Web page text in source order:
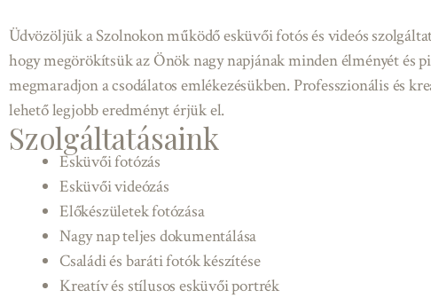
Üdvözöljük a Szolnokon működő esküvői fotós és videós
hogy megörökítsük az Önök nagy napjának minden élményét és
megmaradjon a csodálatos emlékezésükben. Professzionális és
lehető legjobb eredményt érjük el.
Szolgáltatásaink
Esküvői fotózás
Esküvői videózás
Előkészületek fotózása
Nagy nap teljes dokumentálása
Családi és baráti fotók készítése
Kreatív és stílusos esküvői portrék